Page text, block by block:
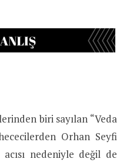
biri sayılan “Veda
Orhan Seyfi
nedeniyle değil de